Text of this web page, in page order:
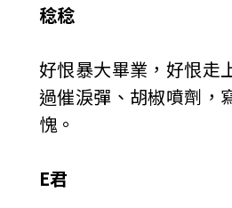
稔稔
好恨暴大畢業，好恨走
過催淚彈、胡椒噴劑，
愧。
E君